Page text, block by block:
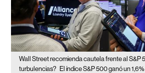
Wall Street recomienda cautela frente al S&P
turbulencias? El índice S&P 500 ganó un